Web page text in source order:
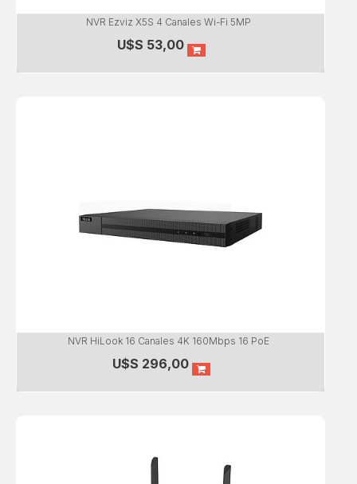
NVR Ezviz X5S 4 Canales Wi-Fi 5MP
U$S 53,00
NVR HiLook 16 Canales 4K 160Mbps 16 PoE
U$S 296,00